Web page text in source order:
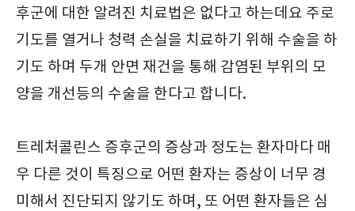
후군에 대한 알려진 치료법은 없다고 하는데요 주로
기도를 열거나 청력 손실을 치료하기 위해 수술을 하
기도 하며 두개 안면 재건을 통해 감염된 부위의 모
양을 개선등의 수술을 한다고 합니다.
트레처콜린스 증후군의 증상과 정도는 환자마다 매
우 다른 것이 특징으로 어떤 환자는 증상이 너무 경
미해서 진단되지 않기도 하며, 또 어떤 환자들은 심